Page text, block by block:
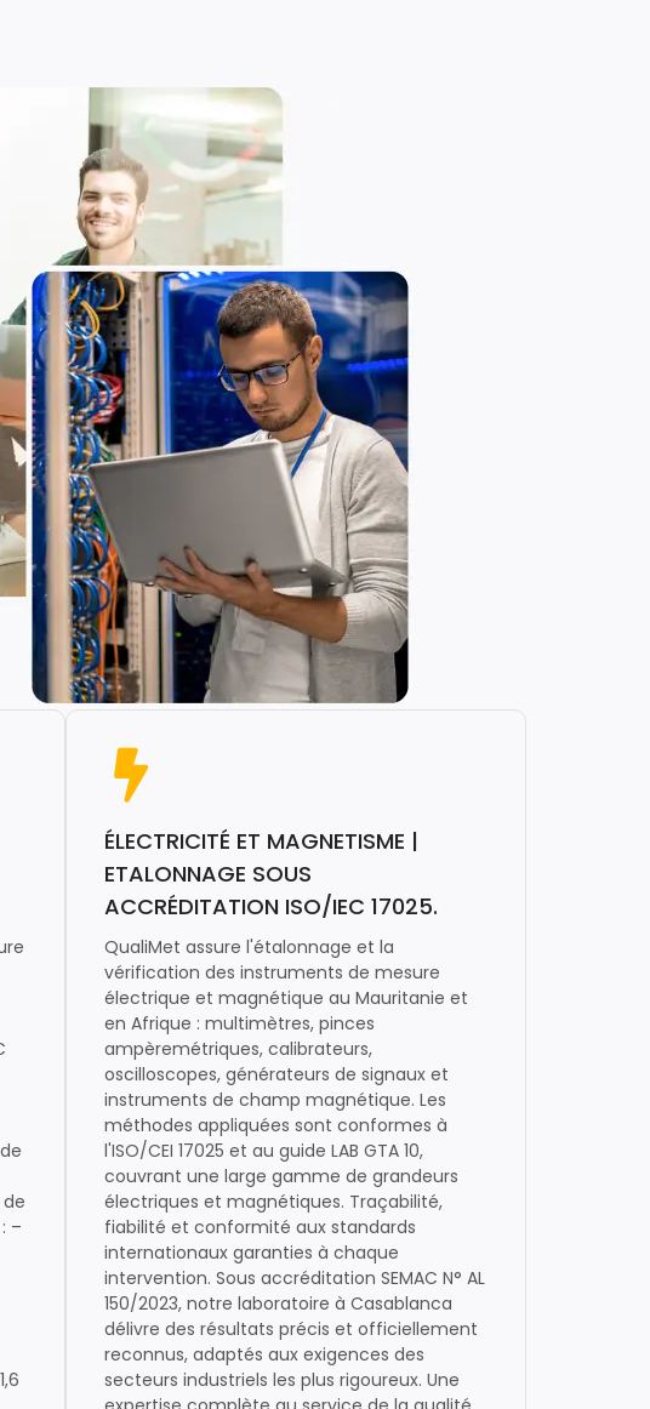
–
ÉLECTRICITÉ ET MAGNETISME |
ETALONNAGE SOUS
ACCRÉDITATION ISO/IEC 17025.
QualiMet assure l'étalonnage et la
vérification des instruments de mesure
électrique et magnétique au Mauritanie et
en Afrique : multimètres, pinces
ampèremétriques, calibrateurs,
oscilloscopes, générateurs de signaux et
instruments de champ magnétique. Les
méthodes appliquées sont conformes à
l'ISO/CEI 17025 et au guide LAB GTA 10,
couvrant une large gamme de grandeurs
électriques et magnétiques. Traçabilité,
fiabilité et conformité aux standards
internationaux garanties à chaque
intervention. Sous accréditation SEMAC N° AL
150/2023, notre laboratoire à Casablanca
délivre des résultats précis et officiellement
reconnus, adaptés aux exigences des
secteurs industriels les plus rigoureux. Une